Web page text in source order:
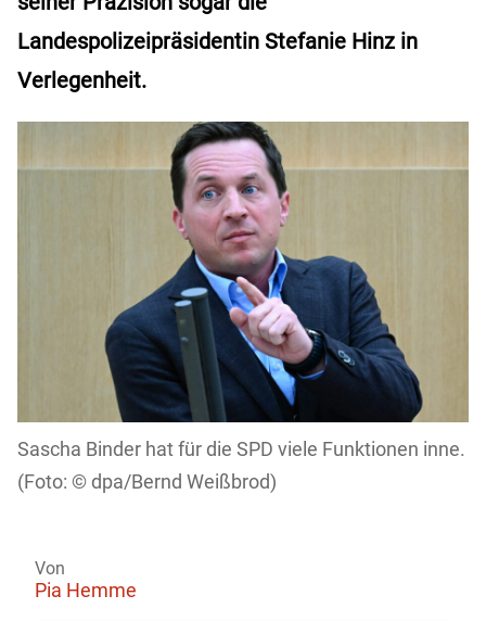
Landespolizeipräsidentin Stefanie Hinz in
Verlegenheit.
Sascha Binder hat für die SPD viele Funktionen inne.
dpa/Bernd Weißbrod)
Von
Pia Hemme